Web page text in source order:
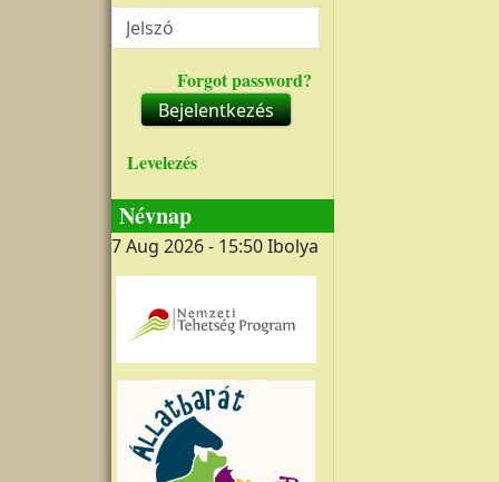
Forgot password?
Bejelentkezés
Levelezés
Névnap
7 Aug 2026 - 15:50Ibolya